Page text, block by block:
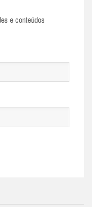
e conteúdos